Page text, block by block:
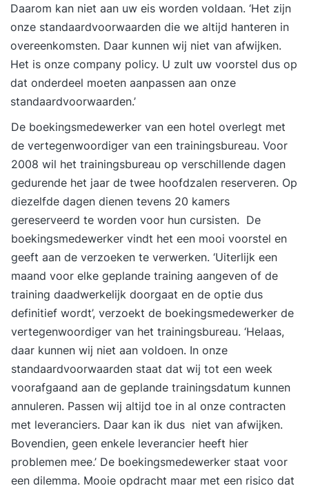
inleidingen, praktische opdrachten en
reflectiemomenten die direct toepasbaar zijn in je
werk. Tussen de twee trainingsdagen door pas je
het geleerde meteen toe in de praktijk. Tijdens de
tweede bijeenkomst bespreek je samen met de
trainer en de groep je ervaringen, inzichten en
resultaten. Je sluit de training af met een
persoonlijke eindevaluatie en een concreet
actieplan voor de periode daarna. Stap 3. Een
jaar lang toegang tot het Online Learning
Platform Vanaf de eerste trainingsdag krijg je
toegang tot het YEARTH Online Learning
Platform. Hier vind je verdiepende artikelen,
opdrachten en tools om het geleerde direct toe
te passen. Je leert waar en wanneer het jou
uitkomt via de YEARTH app, je tablet of
computer. Zo haal je het maximale resultaat uit je
training en pas je het geleerde duurzaam toe in je
dagelijkse praktijk. Over je trainer De training
wordt verzorgd door een ervaren trainer met
ruime praktijkervaring. Onze trainers combineren
kennis, analytisch vermogen en een scherp
observatievermogen met een persoonlijke en
positieve aanpak. Ze confronteren op een
respectvolle manier, dagen je uit en helpen je om
het maximale uit jezelf te halen.
Daarom kan niet aan uw eis worden voldaan. ‘Het zijn
onze standaardvoorwaarden die we altijd hanteren in
overeenkomsten. Daar kunnen wij niet van afwijken.
Het is onze company policy. U zult uw voorstel dus op
dat onderdeel moeten aanpassen aan onze
standaardvoorwaarden.’
De boekingsmedewerker van een hotel overlegt met
de vertegenwoordiger van een trainingsbureau. Voor
2008 wil het trainingsbureau op verschillende dagen
gedurende het jaar de twee hoofdzalen reserveren. Op
diezelfde dagen dienen tevens 20 kamers
gereserveerd te worden voor hun cursisten. De
boekingsmedewerker vindt het een mooi voorstel en
geeft aan de verzoeken te verwerken. ‘Uiterlijk een
maand voor elke geplande training aangeven of de
training daadwerkelijk doorgaat en de optie dus
definitief wordt’, verzoekt de boekingsmedewerker de
vertegenwoordiger van het trainingsbureau. ‘Helaas,
daar kunnen wij niet aan voldoen. In onze
standaardvoorwaarden staat dat wij tot een week
voorafgaand aan de geplande trainingsdatum kunnen
annuleren. Passen wij altijd toe in al onze contracten
met leveranciers. Daar kan ik dus niet van afwijken.
Bovendien, geen enkele leverancier heeft hier
problemen mee.’ De boekingsmedewerker staat voor
een dilemma. Mooie opdracht maar met een risico dat